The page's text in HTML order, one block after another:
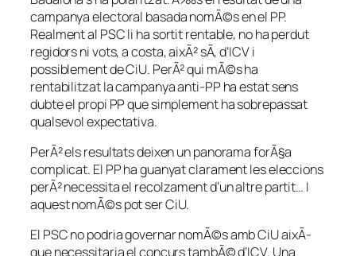
campanya electoral basada nomÃ©s en el PP.
Realment al PSC li ha sortit rentable, no ha perdut
regidors ni vots, a costa, aixÃ² sÃ­, d’ICV i
possiblement de CiU. PerÃ² qui mÃ©s ha
rentabilitzat la campanya anti-PP ha estat sens
dubte el propi PP que simplement ha sobrepassat
qualsevol expectativa.
PerÃ² els resultats deixen un panorama forÃ§a
complicat. El PP ha guanyat clarament les eleccions
perÃ² necessita el recolzament d’un altre partit… I
aquest nomÃ©s pot ser CiU.
El PSC no podria governar nomÃ©s amb CiU aixÃ­
que necessitaria el concurs tambÃ© d’ICV. Una